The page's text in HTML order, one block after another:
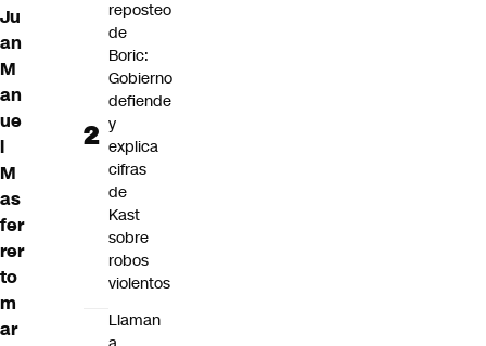
Ju
an
M
an
ue
l
M
as
fer
rer
to
m
ar
reposteo
de
Boric:
Gobierno
defiende
y
explica
cifras
de
Kast
sobre
robos
violentos
Llaman